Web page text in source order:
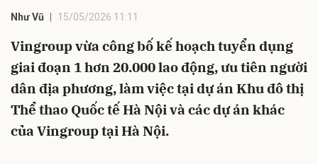
Như Vũ 15/05/2026 11:11
Vingroup vừa công bố kế hoạch tuyển dụng
giai đoạn 1 hơn 20.000 lao động, ưu tiên người
dân địa phương, làm việc tại dự án Khu đô thị
Thể thao Quốc tế Hà Nội và các dự án khác
của Vingroup tại Hà Nội.
Hủy